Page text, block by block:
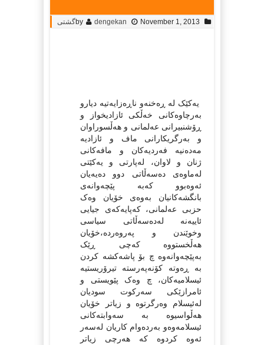
by dengekan November 1, 2013 گشتی
یەکێک لە ڕەخنەو ناڕەزایەتیە دیارو
بەرچاوەکانی خەڵکی ئازادیخواز و
ڕۆشنبیرانی عەلمانی و هەڵسوراوان
و بەرگریکارانی ماف و ئازادیە
مەدەنیە فەردیەکان و مافەکانی
ژنان و لاوان، لەپارتی و یەکێتی
لەماوەی دەسەڵاتی دوو دەیەیان
ئەوەبوو کەبە پێچەوانەی
بانگشەکانیان بەوەی خۆیان وەک
حزبی عەلمانی، کەپایەکەی جیایی
ئاییەنە لەدەسەڵاتی سیاسی
وخوێندن و پەروەردە،خۆیان
هه‌ڵخستووه‌ که‌چی ڕێک
بەپێچەوانەوە چ بۆ پاشەکشە کردن
بە ڕەوتە کۆنەپەرستە تیرۆریستیە
ئیسلامیەکان، چ وەک پێویستی و
ئامرازێکی سەرکوت سودیان
لەئیسلام وەرگرتوە و زیاتر خۆیان
هەڵواسیوە بە سەوابتەکانی
ئیسلامەوەو بەردەوام کاریان لەسەر
ئەوە کردوە کە هەرچی زیاتر